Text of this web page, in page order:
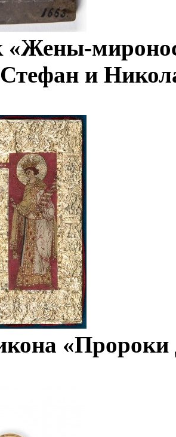
«Жены-
и
«Пророки